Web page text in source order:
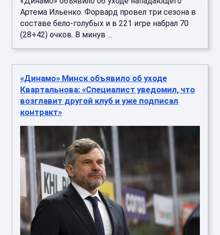
Артема Ильенко. Форвард провел три сезона в
составе бело-голубых и в 221 игре набрал 70
(28+42) очков. В минув ...
«Динамо» Минск объявило об уходе
Квартальнова: «Специалист уведомил, что
возглавит другой клуб и уже подписал
контракт»